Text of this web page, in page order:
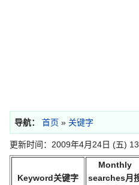
导航： 首页 » 关键字
更新时间：2009年4月24日 (五)
Keyword关键字
Monthly
searches月